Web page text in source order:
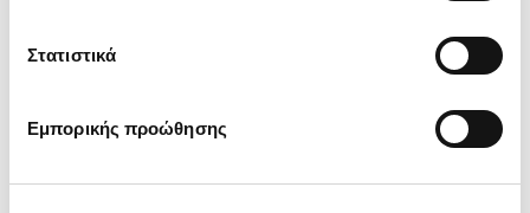
Στατιστικά
Εμπορικής προώθησης